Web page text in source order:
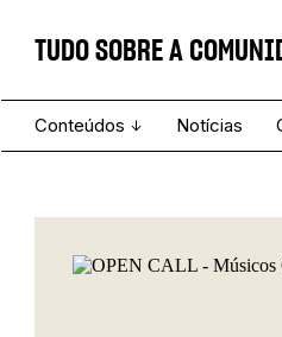
TUDO SOBRE A
Conteúdos Notícias